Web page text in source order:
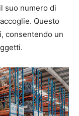
suo numero di
Questo
consentendo un